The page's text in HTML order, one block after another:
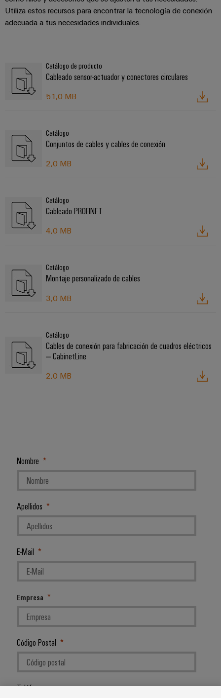
Utiliza estos recursos para encontrar la tecnología de conexión
adecuada a tus necesidades individuales.
Catálogo de producto
Cableado sensor-actuador y conectores circulares
51,0 MB
Catálogo
Conjuntos de cables y cables de conexión
2,0 MB
Catálogo
Cableado PROFINET
4,0 MB
Catálogo
Montaje personalizado de cables
3,0 MB
Catálogo
Cables de conexión para fabricación de cuadros eléctricos
– CabinetLine
2,0 MB
Nombre
Apellidos
E-Mail
Empresa
Código Postal
Teléfono